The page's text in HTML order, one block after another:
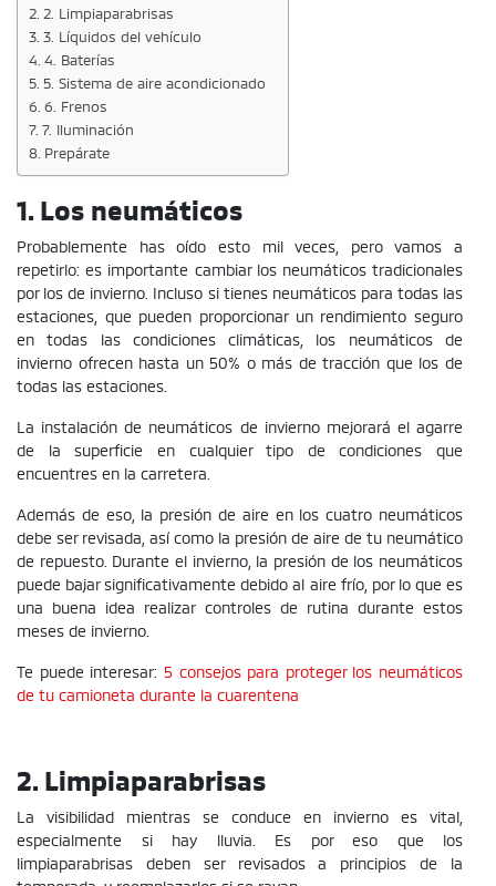
2. Limpiaparabrisas
3. Líquidos del vehículo
4. Baterías
5. Sistema de aire acondicionado
6. Frenos
7. Iluminación
Prepárate
1. Los neumáticos
Probablemente has oído esto mil veces, pero vamos a
repetirlo: es importante cambiar los neumáticos tradicionales
por los de invierno. Incluso si tienes neumáticos para todas las
estaciones, que pueden proporcionar un rendimiento seguro
en todas las condiciones climáticas, los neumáticos de
invierno ofrecen hasta un 50% o más de tracción que los de
todas las estaciones.
La instalación de neumáticos de invierno mejorará el agarre
de la superficie en cualquier tipo de condiciones que
encuentres en la carretera.
Además de eso, la presión de aire en los cuatro neumáticos
debe ser revisada, así como la presión de aire de tu neumático
de repuesto. Durante el invierno, la presión de los neumáticos
puede bajar significativamente debido al aire frío, por lo que es
una buena idea realizar controles de rutina durante estos
meses de invierno.
Te puede interesar: 5 consejos para proteger los neumáticos
de tu camioneta durante la cuarentena
2. Limpiaparabrisas
La visibilidad mientras se conduce en invierno es vital,
especialmente si hay lluvia. Es por eso que los
limpiaparabrisas deben ser revisados a principios de la